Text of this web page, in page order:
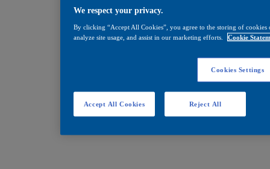
We respect your privacy.
By clicking “Accept All Cookies”, you agree to the storing of
analyze site usage, and assist in our marketing efforts.
Cookie
Cookies Settings
Reject All
Accept All Cookies